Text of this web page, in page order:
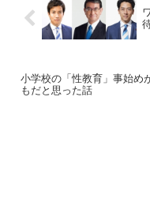
小学校の「性教育」事始め
もだと思った話